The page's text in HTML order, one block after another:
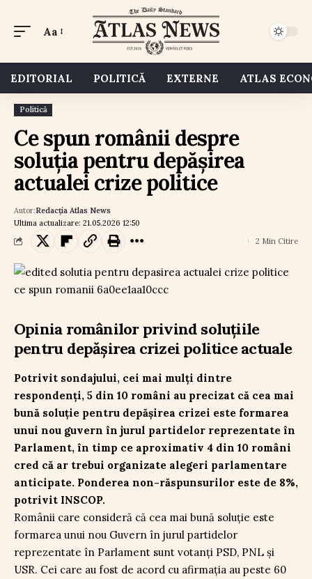
Aa
EDITORIAL POLITICĂ EXTERNE ATLAS
Politică
Ce spun românii despre
soluția pentru depășirea
actualei crize politice
Ultima actualizare: 21.05.2026 12:50
Autor:Redacția Atlas News
2 Min Citire
Opinia românilor privind soluțiile
pentru depășirea crizei politice actuale
Potrivit sondajului, cei mai mulți dintre
respondenți, 5 din 10 români au precizat că cea mai
bună soluție pentru depășirea crizei este formarea
unui nou guvern în jurul partidelor reprezentate în
Parlament, în timp ce aproximativ 4 din 10 români
cred că ar trebui organizate alegeri parlamentare
anticipate. Ponderea non-răspunsurilor este de 8%,
potrivit INSCOP.
Românii care consideră că cea mai bună soluție este
formarea unui nou Guvern în jurul partidelor
reprezentate în Parlament sunt votanți PSD, PNL și
USR. Cei care au fost de acord cu afirmația au peste 60